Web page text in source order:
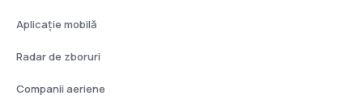
Aplicație mobilă
Radar de zboruri
Companii aeriene